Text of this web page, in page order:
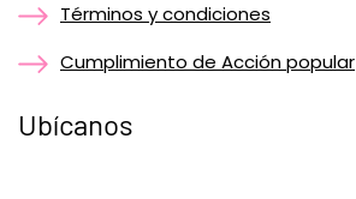
Términos y condiciones
Cumplimiento de Acción popular
Ubícanos